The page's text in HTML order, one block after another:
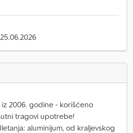
iz 2006. godine - korišćeno
tragovi upotrebe!
aluminijum, od kraljevskog